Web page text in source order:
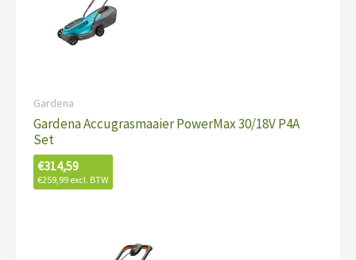
Gardena
Gardena Accugrasmaaier PowerMax 30/18V P4A
Set
€314,59
€259,99 excl. BTW